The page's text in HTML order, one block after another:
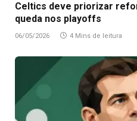
Celtics deve priorizar
queda nos playoffs
06/05/2026 4 Mins de leitura